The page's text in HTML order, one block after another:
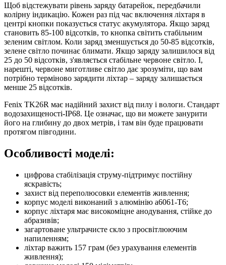
Щоб відстежувати рівень заряду батарейок, передбачили
колірну індикацію. Кожен раз під час включення ліхтаря в
центрі кнопки показується статус акумулятора. Якщо заряд
становить 85-100 відсотків, то кнопка світить стабільним
зеленим світлом. Коли заряд зменшується до 50-85 відсотків,
зелене світло починає блимати. Якщо заряду залишилося від
25 до 50 відсотків, з'являється стабільне червоне світло. І,
нарешті, червоне миготливе світло дає зрозуміти, що вам
потрібно терміново зарядити ліхтар – заряду залишається
менше 25 відсотків.
Fenix TK26R має надійний захист від пилу і вологи. Стандарт
водозахищеності-IP68. Це означає, що ви можете занурити
його на глибину до двох метрів, і там він буде працювати
протягом півгодини.
Особливості моделі:
цифрова стабілізація струму-підтримує постійну
яскравість;
захист від переполюсовки елементів живлення;
корпус моделі виконаний з алюмінію а6061-Т6;
корпус ліхтаря має високоміцне анодування, стійке до
абразивів;
загартоване ультрачисте скло з просвітлюючим
напиленням;
ліхтар важить 157 грам (без урахування елементів
живлення);